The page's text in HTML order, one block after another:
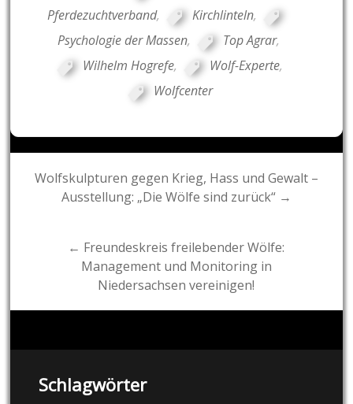
Pferdezuchtverband, Kirchlinteln,
Psychologie der Massen, Top Agrar,
Wilhelm Hogrefe, Wolf-Experte,
Wolfcenter
Post
navigation
Wolfskulpturen gegen Krieg, Hass und Gewalt –
Ausstellung: „Die Wölfe sind zurück“ →
← Freundeskreis freilebender Wölfe:
Management und Monitoring in
Niedersachsen vereinigen!
Schlagwörter